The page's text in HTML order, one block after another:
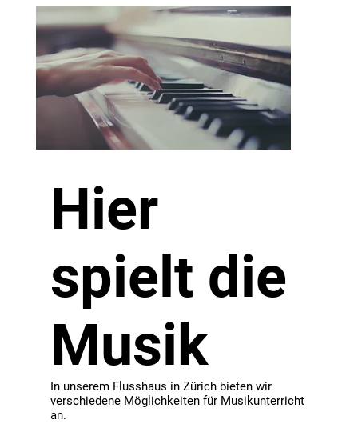
Hier
spielt die
Musik
In unserem Flusshaus in Zürich bieten wir
verschiedene Möglichkeiten für Musikunterricht
an.